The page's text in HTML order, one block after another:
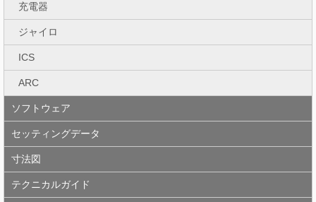
充電器
ジャイロ
ICS
ARC
ソフトウェア
セッティングデータ
寸法図
テクニカルガイド